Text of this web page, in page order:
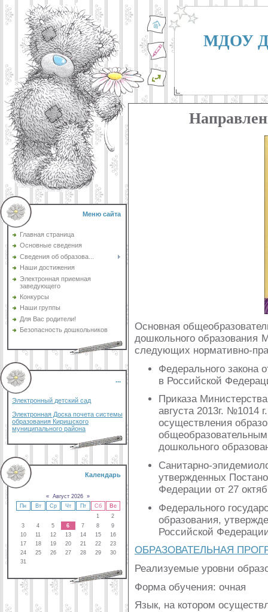
Меню сайта
Главная страница
Основные сведения
Сведения об образова...
Наши достижения
Электронная приемная
заведующего
Конкурсы
Наши группы
Для Вас родители!
Безопасность дошкольников
...
Электронный детский сад
Электронная Доска почета системы
образования Киришского
муниципального района
Календарь
« Август 2026 »
Пн
Вт Ср Чт Пт Сб
Вс
1
2
3
4 5 6 7 8
9
10
11 12 13 14 15
16
17
18 19 20 21 22
23
24
25 26 27 28 29
30
31
МДОУ
Основная
дошкольного образования
следующих нормативно-
Федерального закона
в Российской
Приказа
августа 2013г. №1014
осуществления
дошкольного
Санитарно-
утвержденных
Федерации от 27
Федерального
образования,
Российской
ОБРАЗОВАТЕЛЬНАЯ
Реализуемые уровни
Форма обучения: очная
Язык, на котором